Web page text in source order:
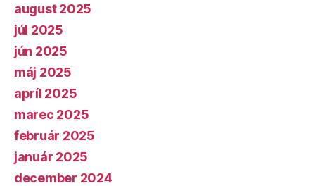
august 2025
júl 2025
jún 2025
máj 2025
apríl 2025
marec 2025
február 2025
január 2025
december 2024